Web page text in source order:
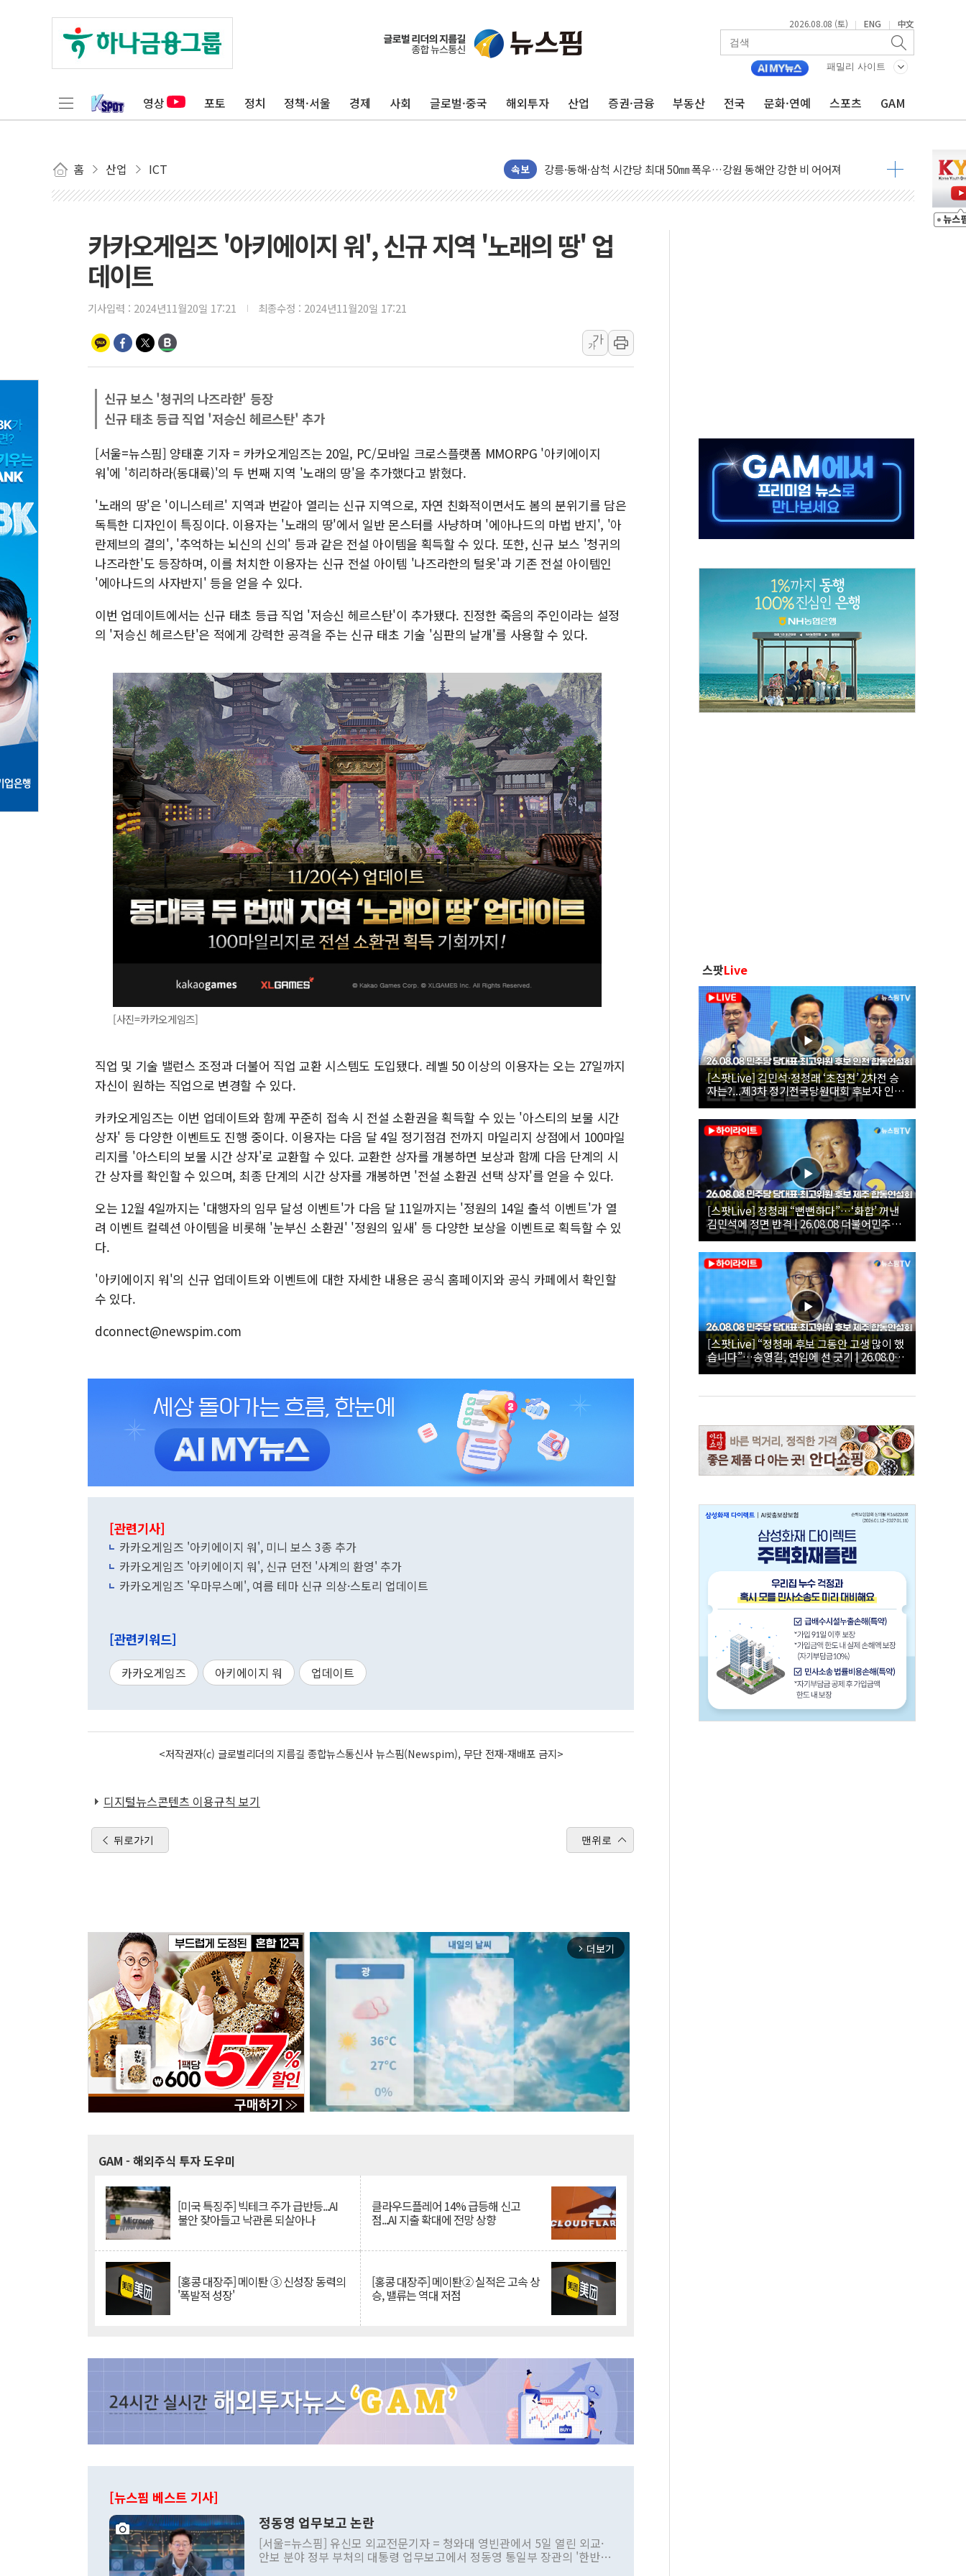
2026.08.08 (토) | ENG | 中文
패밀리 사이트
영상 포토 정치 정책·서울 경제 사회 글로벌·중국 해외투자 산업 증권·금융 부동산 전국 문화·연예 스포츠 GAM
홈 산업 ICT 속보
이번주 국내 주요 금융일정(8.10~8.14)
강릉·동해·삼척 시간당 최대 50㎜ 폭우…강원 동해안 강한 비 어어져
서울 중랑구 주택가서 흉기 난동…60대 남성 2명 숨져
여수 오동도 인근 해상서 모터보트 전복…1명 사망·1명 실종
'화합' 꺼낸 김민석에 '뻔뻔' 받아친 정청래…제주 연설서 신경전 고조
李대통령, ISA 개편 재검토 지시…與 "적극 환영"·野 "졸속 국정"
인제 용대리 계곡서 수위 상승으로 피서객 7명 고립…전원 구조
동해시, 11~14일 '별똥별 멍' 운영…페르세우스 유성우 관측
강원 중·남부 동해안 시간당 50mm 이상 폭우…호우경보 발효
청양 밭에서 일하던 90대 숨져…온열질환 여부 조사
폭염에 車 운전면허 기능시험 오전 집중 편성…체감온도 38도 넘으면 중단
카카오게임즈 '아키에이지 워', 신규 지역 '노래의 땅' 업
데이트
기사입력 : 2024년11월20일 17:21 최종수정 : 2024년11월20일 17:21
가
가
신규 보스 '청귀의 나즈라한' 등장
신규 태초 등급 직업 '저승신 헤르스탄' 추가
[서울=뉴스핌] 양태훈 기자 = 카카오게임즈는 20일, PC/모바일 크로스플랫폼 MMORPG '아키에이지
워'에 '히리하라(동대륙)'의 두 번째 지역 '노래의 땅'을 추가했다고 밝혔다.
'노래의 땅'은 '이니스테르' 지역과 번갈아 열리는 신규 지역으로, 자연 친화적이면서도 봄의 분위기를 담은
독특한 디자인이 특징이다. 이용자는 '노래의 땅'에서 일반 몬스터를 사냥하며 '에아나드의 마법 반지', '아
란제브의 결의', '추억하는 뇌신의 신의' 등과 같은 전설 아이템을 획득할 수 있다. 또한, 신규 보스 '청귀의
나즈라한'도 등장하며, 이를 처치한 이용자는 신규 전설 아이템 '나즈라한의 털옷'과 기존 전설 아이템인
'에아나드의 사자반지' 등을 얻을 수 있다.
이번 업데이트에서는 신규 태초 등급 직업 '저승신 헤르스탄'이 추가됐다. 진정한 죽음의 주인이라는 설정
의 '저승신 헤르스탄'은 적에게 강력한 공격을 주는 신규 태초 기술 '심판의 날개'를 사용할 수 있다.
[사진=카카오게임즈]
직업 및 기술 밸런스 조정과 더불어 직업 교환 시스템도 도입됐다. 레벨 50 이상의 이용자는 오는 27일까지
자신이 원하는 직업으로 변경할 수 있다.
카카오게임즈는 이번 업데이트와 함께 꾸준히 접속 시 전설 소환권을 획득할 수 있는 '아스티의 보물 시간
상자' 등 다양한 이벤트도 진행 중이다. 이용자는 다음 달 4일 정기점검 전까지 마일리지 상점에서 100마일
리지를 '아스티의 보물 시간 상자'로 교환할 수 있다. 교환한 상자를 개봉하면 보상과 함께 다음 단계의 시
간 상자를 확인할 수 있으며, 최종 단계의 시간 상자를 개봉하면 '전설 소환권 선택 상자'를 얻을 수 있다.
오는 12월 4일까지는 '대행자의 임무 달성 이벤트'가 다음 달 11일까지는 '정원의 14일 출석 이벤트'가 열
려 이벤트 컬렉션 아이템을 비롯해 '눈부신 소환권' '정원의 잎새' 등 다양한 보상을 이벤트로 획득할 수 있
다.
'아키에이지 워'의 신규 업데이트와 이벤트에 대한 자세한 내용은 공식 홈페이지와 공식 카페에서 확인할
수 있다.
dconnect@newspim.com
[관련기사]
카카오게임즈 '아키에이지 워', 미니 보스 3종 추가
카카오게임즈 '아키에이지 워', 신규 던전 '사계의 환영' 추가
카카오게임즈 '우마무스메', 여름 테마 신규 의상·스토리 업데이트
[관련키워드]
카카오게임즈 아키에이지 워 업데이트
<저작권자(c) 글로벌리더의 지름길 종합뉴스통신사 뉴스핌(Newspim), 무단 전재-재배포 금지>
디지털뉴스콘텐츠 이용규칙 보기
뒤로가기 맨위로
arrow_forward_ios 더보기
GAM - 해외주식 투자 도우미
[미국 특징주] 빅테크 주가 급반등...AI
불안 잦아들고 낙관론 되살아나
클라우드플레어 14% 급등해 신고
점...AI 지출 확대에 전망 상향
[홍콩 대장주] 메이퇀 ③ 신성장 동력의
'폭발적 성장'
[홍콩 대장주] 메이퇀② 실적은 고속 상
승, 밸류는 역대 저점
[뉴스핌 베스트 기사]
정동영 업무보고 논란
[서울=뉴스핌] 유신모 외교전문기자 = 청와대 영빈관에서 5일 열린 외교·
안보 분야 정부 부처의 대통령 업무보고에서 정동영 통일부 장관의 '한반도
스팟Live
[스팟Live] 김민석·정청래 ‘초접전’ 2차전 승
자는?...제3차 정기전국당원대회 후보자 인천
합동연설회 생중계 | 26.08.08
[스팟Live] 정청래 “뻔뻔하다”…‘화합’ 꺼낸
김민석에 정면 반격 | 26.08.08 더불어민주당
당대표·최고위원 후보 제주 합동연설회
[스팟Live] “정청래 후보 그동안 고생 많이 했
습니다”…송영길, 연임에 선 긋기 | 26.08.08
더불어민주당 당대표·최고위원 후보 제주 합